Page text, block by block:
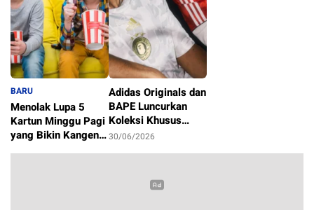
BARU
Menolak Lupa 5
Kartun Minggu Pagi
yang Bikin Kangen
1/07/2026
Adidas Originals dan
BAPE Luncurkan
Koleksi Khusus
Sambut Piala Dunia
30/06/2026